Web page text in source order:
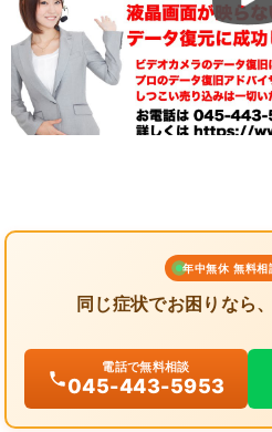
年中無休 無料相
同じ症状でお困りなら
電話で無料相談
045-443-5953